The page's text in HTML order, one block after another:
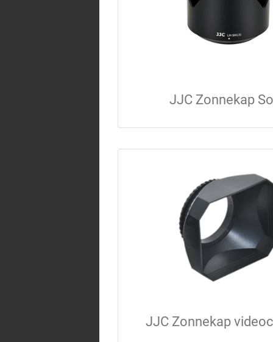
JJC Zonnekap
JJC Zonnekap